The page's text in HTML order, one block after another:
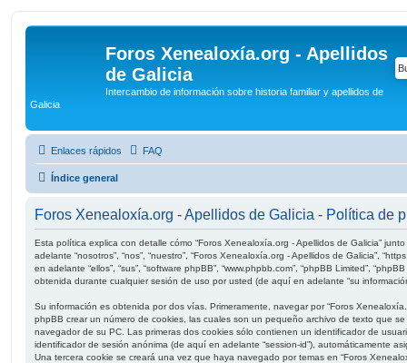
Foros Xenealoxía.org - Apellidos
de Galicia
Intercambio de información sobre historia familiar y apellidos de
Galicia
Enlaces rápidos FAQ
Índice general
Foros Xenealoxía.org - Apellidos de Galicia - Política de
Esta política explica con detalle cómo “Foros Xenealoxía.org - Apellidos de Galicia”
adelante “nosotros”, “nos”, “nuestro”, “Foros Xenealoxía.org - Apellidos de Galicia”,
en adelante “ellos”, “sus”, “software phpBB”, “www.phpbb.com”, “phpBB Limited”,
obtenida durante cualquier sesión de uso por usted (de aquí en adelante “su
Su información es obtenida por dos vías. Primeramente, navegar por “Foros
phpBB crear un número de cookies, las cuales son un pequeño archivo de texto que
navegador de su PC. Las primeras dos cookies sólo contienen un identificador de
identificador de sesión anónima (de aquí en adelante “session-id”), automáticamente
Una tercera cookie se creará una vez que haya navegado por temas en “Foros